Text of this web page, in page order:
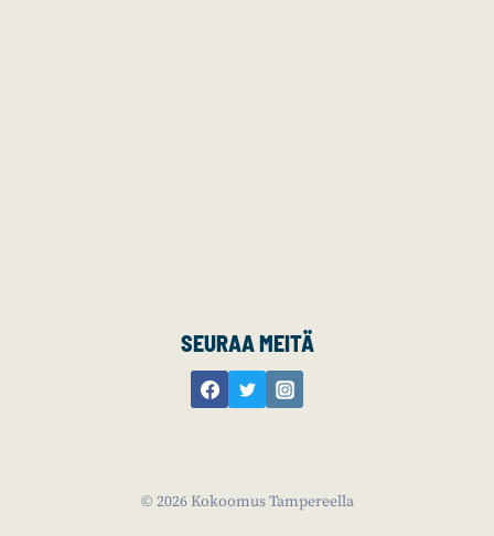
SEURAA MEITÄ
© 2026 Kokoomus Tampereella